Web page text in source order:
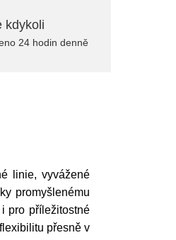
kdykoli
24 hodin denně
linie, vyvážené
promyšlenému
pro příležitostné
přesně v